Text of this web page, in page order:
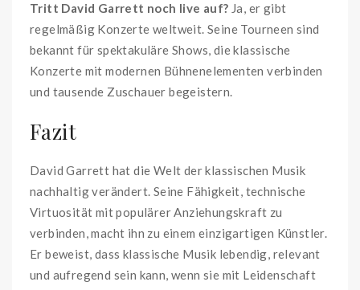
Tritt David Garrett noch live auf? Ja, er gibt
regelmäßig Konzerte weltweit. Seine Tourneen sind
bekannt für spektakuläre Shows, die klassische
Konzerte mit modernen Bühnenelementen verbinden
und tausende Zuschauer begeistern.
Fazit
David Garrett hat die Welt der klassischen Musik
nachhaltig verändert. Seine Fähigkeit, technische
Virtuosität mit populärer Anziehungskraft zu
verbinden, macht ihn zu einem einzigartigen Künstler.
Er beweist, dass klassische Musik lebendig, relevant
und aufregend sein kann, wenn sie mit Leidenschaft